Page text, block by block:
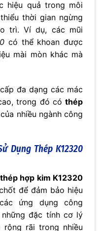
hiệu quả trong môi
thời gian ngừng
trì. Ví dụ, các mũi
có thể khoan được
mài mòn khác mà
đa dạng các mác
trong đó cóthép
nhiều ngành công
Dụng Thép K12320
hợp kim K12320
để đảm bảo hiệu
ứng dụng công
những đặc tính cơ lý
rãi trong nhiều